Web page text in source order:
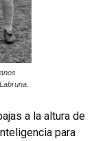
a la altura de
para